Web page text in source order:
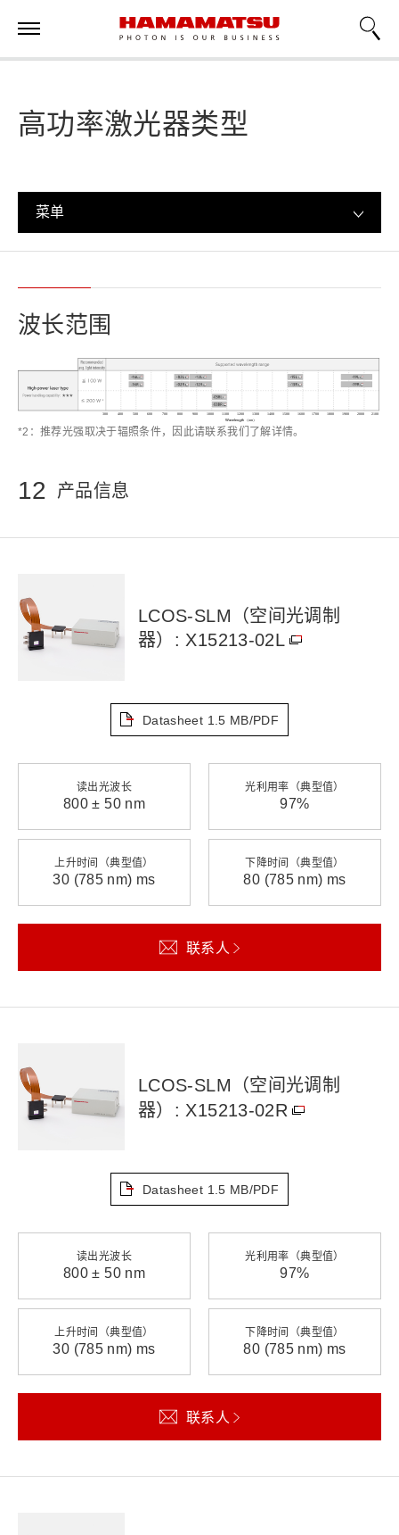
高功率激光器类型
菜单
波长范围
*2：推荐光强取决于辐照条件，因此请联系我们了解详情。
12 产品信息
LCOS-SLM（空间光调制
器）: X15213-02L
Datasheet 1.5 MB/PDF
读出光波长
800 ± 50 nm
光利用率（典型值）
97%
上升时间（典型值）
30 (785 nm) ms
下降时间（典型值）
80 (785 nm) ms
联系人
LCOS-SLM（空间光调制
器）: X15213-02R
Datasheet 1.5 MB/PDF
读出光波长
800 ± 50 nm
光利用率（典型值）
97%
上升时间（典型值）
30 (785 nm) ms
下降时间（典型值）
80 (785 nm) ms
联系人